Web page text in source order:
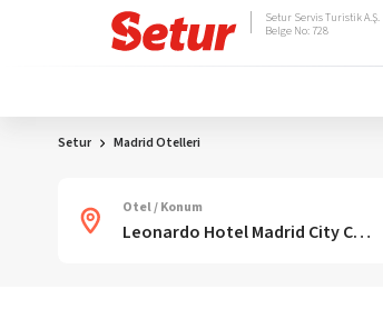
Setur Servis Turistik A.Ş.
Belge No: 728
Setur Madrid Otelleri
Otel / Konum